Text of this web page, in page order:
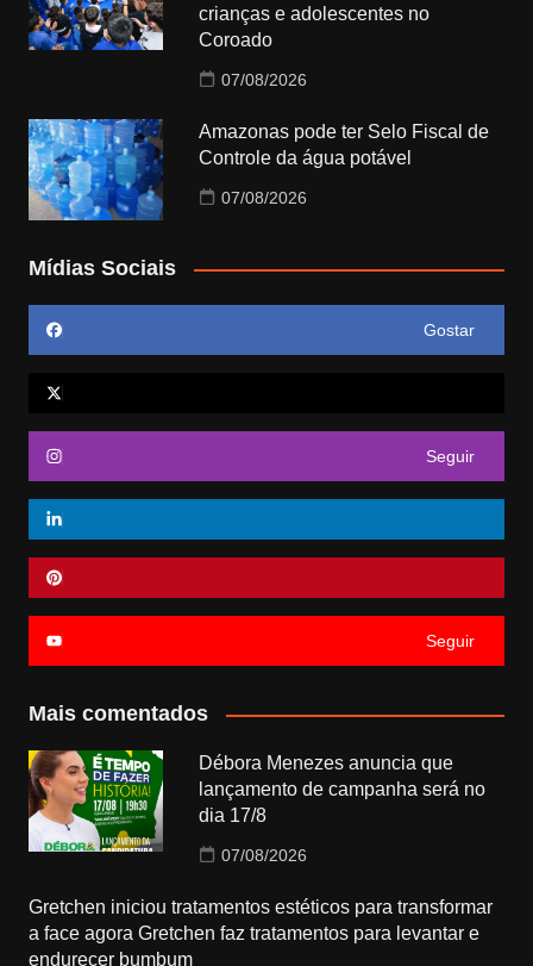
crianças e adolescentes no
Coroado
07/08/2026
Amazonas pode ter Selo Fiscal de
Controle da água potável
07/08/2026
Mídias Sociais
Gostar
Seguir
Seguir
Mais comentados
Débora Menezes anuncia que
lançamento de campanha será no
dia 17/8
07/08/2026
Gretchen iniciou tratamentos estéticos para transformar
a face agora Gretchen faz tratamentos para levantar e
endurecer bumbum